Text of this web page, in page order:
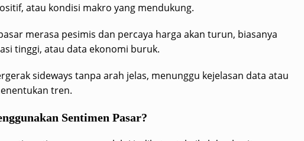
atau kondisi makro yang mendukung.
merasa pesimis dan percaya harga akan turun, biasanya
tinggi, atau data ekonomi buruk.
sideways tanpa arah jelas, menunggu kejelasan data atau
tren.
Sentimen Pasar?